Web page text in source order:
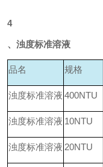
4
、浊度标准溶液
品名 规格
浊度标准溶液 400NTU
浊度标准溶液 10NTU
浊度标准溶液 20NTU